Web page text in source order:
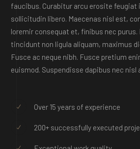
faucibus. Curabitur arcu erosite feugiat
sollicitudin libero. Maecenas nisl est,
loremir consequat et, finibus nec purus.
tincidunt non ligula aliquam, maximus
Fusce ac neque nibh. Fusce pretium
euismod. Suspendisse dapibus nec nisl
Over 15 years of experience
200+ successfully executed